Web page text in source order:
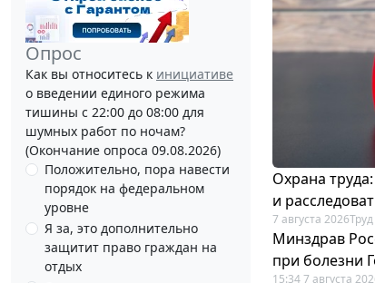
Опрос
Как вы относитесь к инициативе
о введении единого режима
тишины с 22:00 до 08:00 для
шумных работ по ночам?
(Окончание опроса 09.08.2026)
Положительно, пора навести
порядок на федеральном
уровне
Я за, это дополнительно
защитит право граждан на
отдых
Охрана
и
7 августа 2026Труд
Минздрав
при болезни
15:34 7 августа